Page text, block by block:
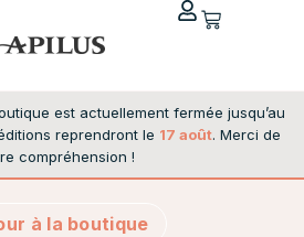
est actuellement fermée jusqu’au
reprendront le 17 août. Merci de
compréhension !
à la boutique